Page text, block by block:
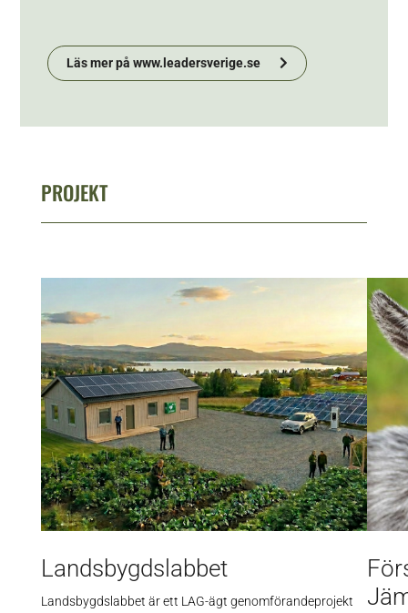
Läs mer på www.leadersverige.se
PROJEKT
Landsbygdslabbet
Landsbygdslabbet är ett LAG-ägt genomförandeprojekt